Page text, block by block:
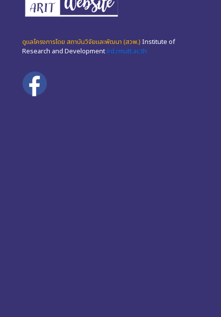
ดูแลโครงการโดย สถาบันวิจัยและพัฒนา (สวพ.) Institute of
Research and Development ird.rmutt.ac.th